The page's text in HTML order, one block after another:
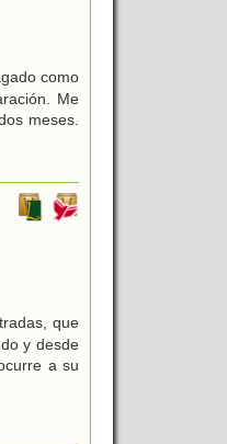
como
Me
meses.
que
y desde
a su